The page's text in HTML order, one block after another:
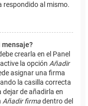
respondido al mismo.
mensaje?
crearla en el Panel
la opción Añadir
asignar una firma
la casilla correcta
dejar de añadirla en
Añadir firmadentro del